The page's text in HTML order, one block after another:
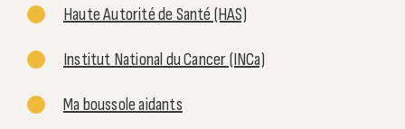
Haute Autorité de Santé (HAS)
Institut National du Cancer (INCa)
Ma boussole aidants